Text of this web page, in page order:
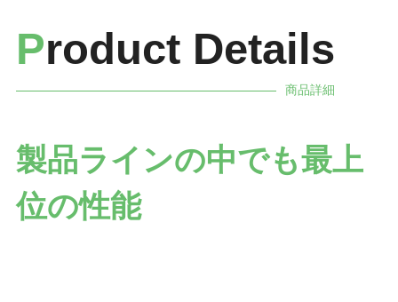
Product Details
商品詳細
製品ラインの中でも最上
位の性能